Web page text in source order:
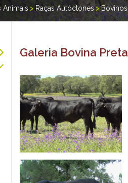
Animais > Raças Autóctones>Bovinos
Galeria Bovina Preta